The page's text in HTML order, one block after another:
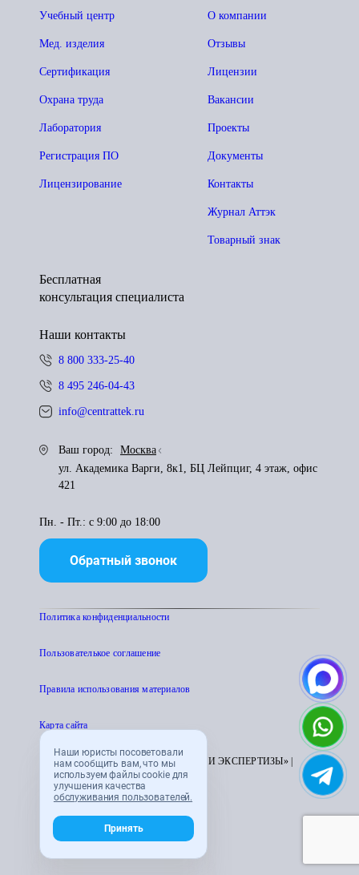
Наши юристы посоветовали
нам сообщить вам, что мы
используем файлы cookie для
улучшения качества
обслуживания пользователей.
Принять
О компании
Отзывы
Лицензии
Вакансии
Проекты
Документы
Контакты
Журнал Аттэк
Товарный знак
Учебный центр
Мед. изделия
Сертификация
Охрана труда
Лаборатория
Регистрация ПО
Лицензирование
Бесплатная
консультация специалиста
Наши контакты
8 800 333-25-40
8 495 246-04-43
info@centrattek.ru
Ваш город:
Москва
ул. Академика Варги, 8к1, БЦ Лейпциг, 4 этаж, офис
421
Пн. - Пт.: с 9:00 до 18:00
Обратный звонок
Политика конфиденциальности
Пользователькое соглашение
Правила использования материалов
Карта сайта
© 1995 - 2026 «ЦЕНТР АТТЕСТАЦИИ И ЭКСПЕРТИЗЫ» |
CENTRATTEK.RU